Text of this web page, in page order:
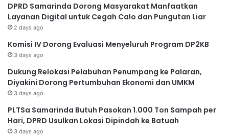
DPRD Samarinda Dorong Masyarakat Manfaatkan
Layanan Digital untuk Cegah Calo dan Pungutan Liar
2 days ago
Komisi IV Dorong Evaluasi Menyeluruh Program DP2KB
3 days ago
Dukung Relokasi Pelabuhan Penumpang ke Palaran,
Diyakini Dorong Pertumbuhan Ekonomi dan UMKM
3 days ago
PLTSa Samarinda Butuh Pasokan 1.000 Ton Sampah per
Hari, DPRD Usulkan Lokasi Dipindah ke Batuah
3 days ago